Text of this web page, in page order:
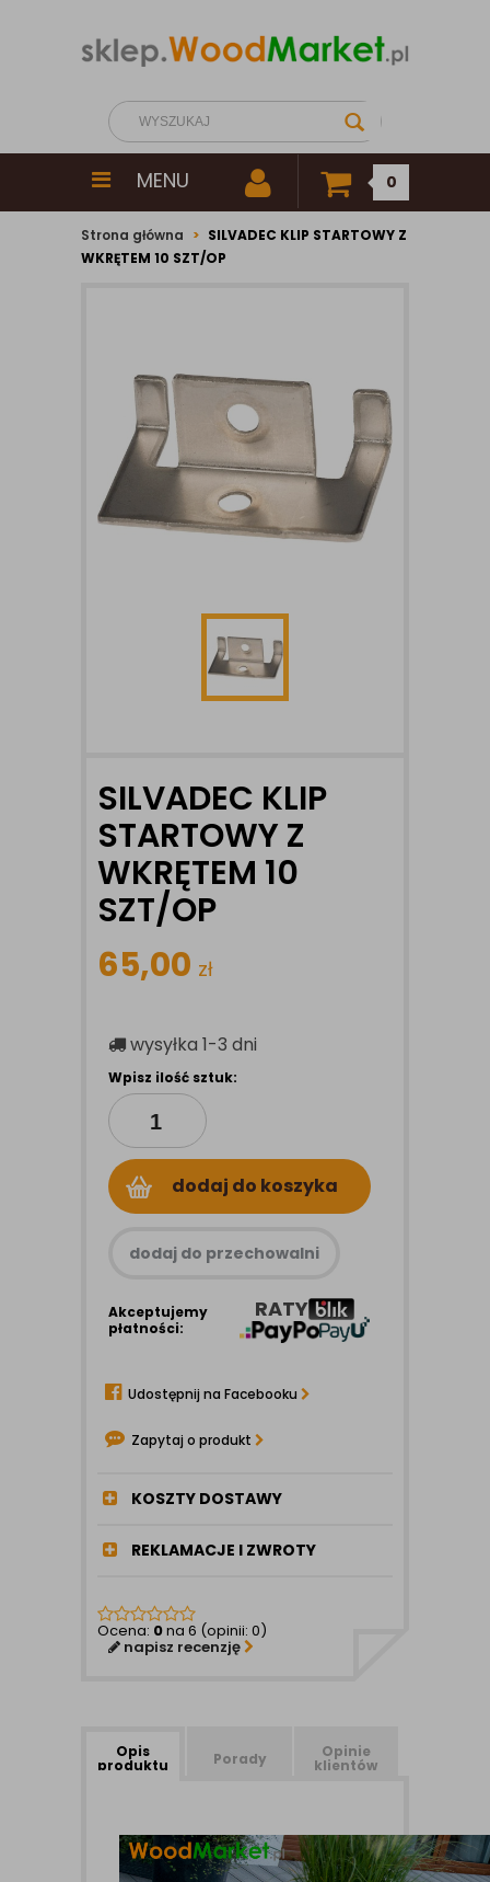
MENU 0
Strona główna
SILVADEC KLIP STARTOWY Z
WKRĘTEM 10 SZT/OP
SILVADEC KLIP
STARTOWY Z
WKRĘTEM 10
SZT/OP
65,00 zł
wysyłka 1-3 dni
Wpisz ilość sztuk:
dodaj do koszyka
dodaj do przechowalni
Akceptujemy
płatności:
RATY
Udostępnij na Facebooku
Zapytaj o produkt
KOSZTY DOSTAWY
REKLAMACJE I ZWROTY
Ocena: 0na 6 (opinii: 0)
napisz recenzję
Opis
produktu Porady Opinie
klientów